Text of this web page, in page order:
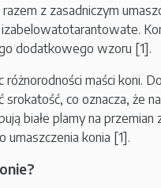
z zasadniczym
izabelowatotarantowate.
dodatkowego wzoru [1].
różnorodności maści koni.
co oznacza, że
białe plamy na przemian
umaszczenia konia [1].